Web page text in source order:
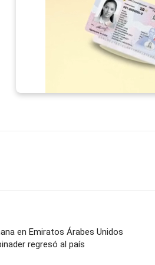
en Emiratos Árabes Unidos
regresó al país